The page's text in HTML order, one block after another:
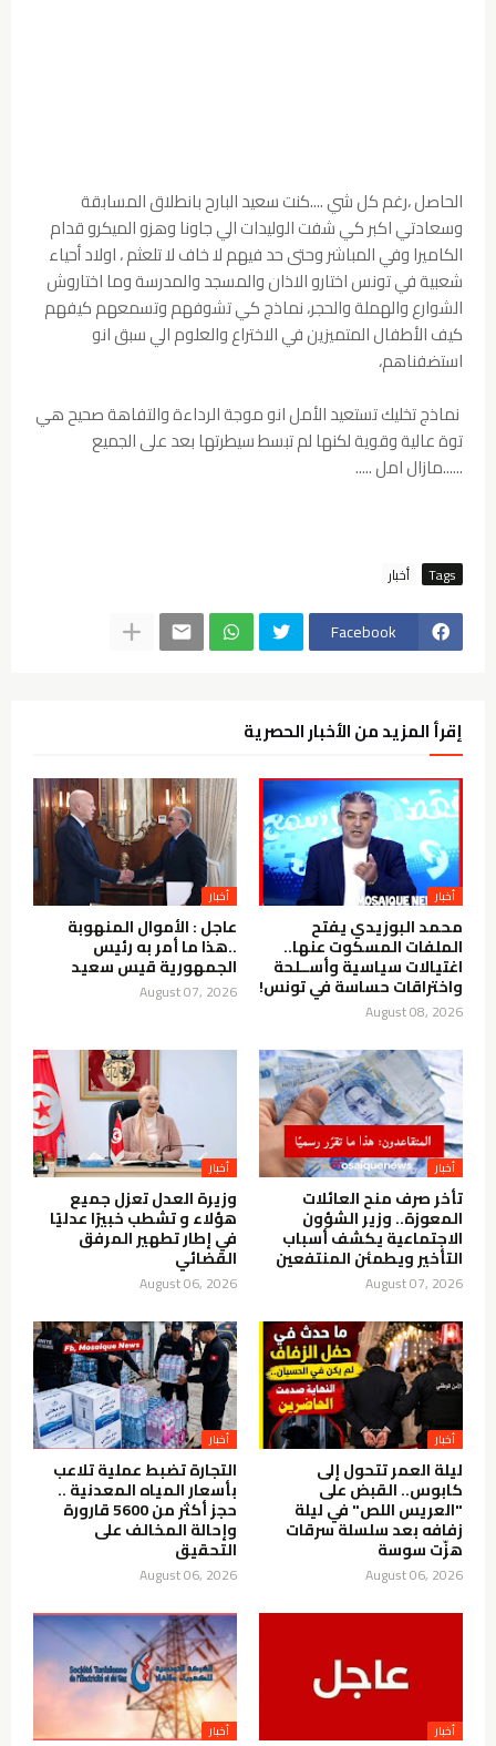
الحاصل ،رغم كل شي ....كنت سعيد البارح بانطلاق المسابقة
وسعادتي اكبر كي شفت الوليدات الي جاونا وهزو الميكرو قدام
الكاميرا وفي المباشر وحتى حد فيهم لا خاف لا تلعثم ، اولاد أحياء
شعبية في تونس اختارو الاذان والمسجد والمدرسة وما اختاروش
الشوارع والهملة والحجر، نماذج كي تشوفهم وتسمعهم كيفهم
كيف الأطفال المتميزين في الاختراع والعلوم الي سبق انو
استضفناهم،
نماذج تخليك تستعيد الأمل انو موجة الرداءة والتفاهة صحيح هي
توة عالية وقوية لكنها لم تبسط سيطرتها بعد على الجميع
......مازال امل .....
Tags أخبار
Facebook
إقرأ المزيد من الأخبار الحصرية
أخبار
محمد البوزيدي يفتح
الملفات المسكوت عنها..
اغتيالات سياسية وأســلحة
واختراقات حساسة في تونس!
August 08, 2026
أخبار
عاجل : الأموال المنهوبة
..هذا ما أمر به رئيس
الجمهورية قيس سعيد
August 07, 2026
أخبار
تأخر صرف منح العائلات
المعوزة.. وزير الشؤون
الاجتماعية يكشف أسباب
التأخير ويطمئن المنتفعين
August 07, 2026
أخبار
وزيرة العدل تعزل جميع
هؤلاء و تشطب خبيرًا عدليًا
في إطار تطهير المرفق
القضائي
August 06, 2026
أخبار
ليلة العمر تتحول إلى
كابوس.. القبض على
"العريس اللص" في ليلة
زفافه بعد سلسلة سرقات
هزّت سوسة
August 06, 2026
أخبار
التجارة تضبط عملية تلاعب
بأسعار المياه المعدنية ..
حجز أكثر من 5600 قارورة
وإحالة المخالف على
التحقيق
August 06, 2026
أخبار أخبار